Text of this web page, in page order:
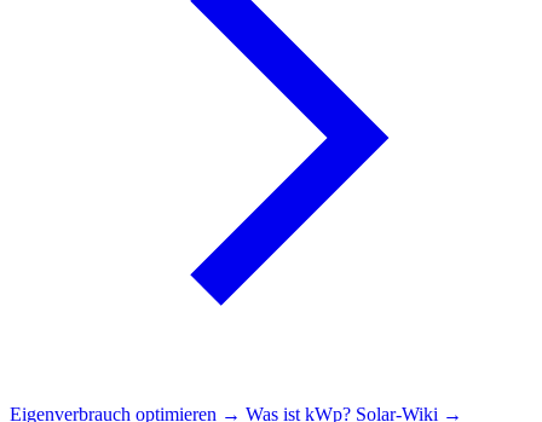
Eigenverbrauch optimieren → Was ist kWp? Solar-Wiki →